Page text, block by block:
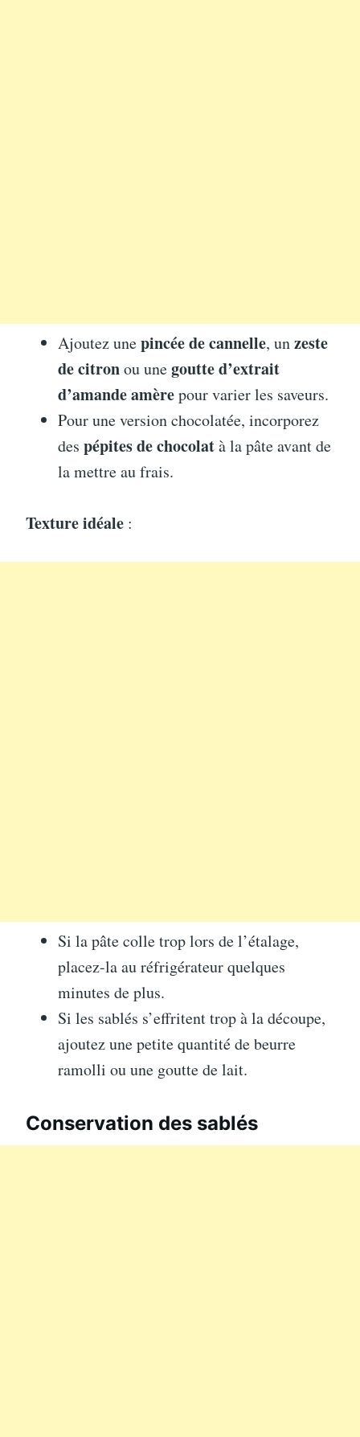
Ajoutez unepincée de cannelle, unzeste
de citronou unegoutte d’extrait
d’amande amèrepour varier les saveurs.
Pour une version chocolatée, incorporez
des pépites de chocolatà la pâte avant de
la mettre au frais.
Texture idéale :
Si la pâte colle trop lors de l’étalage,
placez-la au réfrigérateur quelques
minutes de plus.
Si les sablés s’effritent trop à la découpe,
ajoutez une petite quantité de beurre
ramolli ou une goutte de lait.
Conservation des sablés